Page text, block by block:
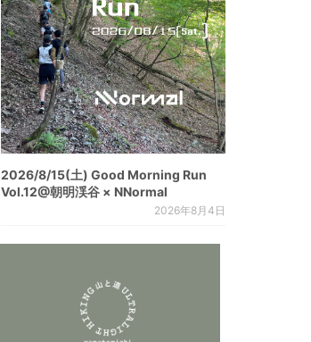
2026/8/15(土) Good Morning Run
Vol.12@朝明渓谷 × NNormal
2026年8月4日